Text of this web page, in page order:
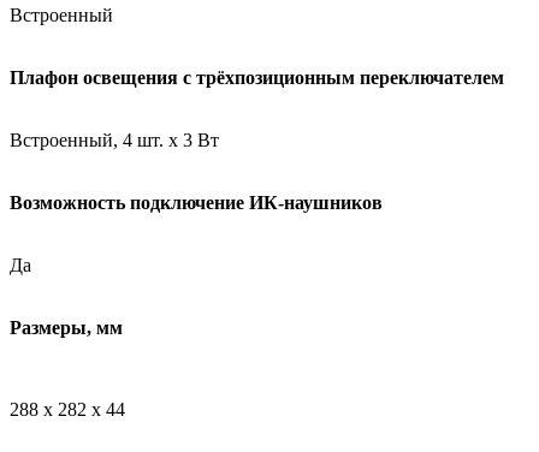
Встроенный
Плафон освещения с трёхпозиционным переключателем
Встроенный, 4 шт. х 3 Вт
Возможность подключение ИК-наушников
Да
Размеры, мм
288 х 282 х 44